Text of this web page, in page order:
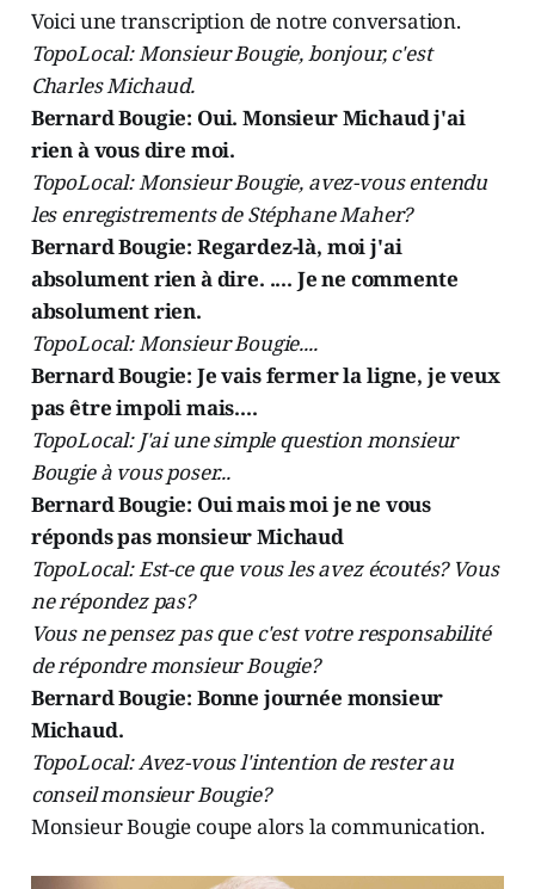
Voici une transcription de notre conversation.
TopoLocal: Monsieur Bougie, bonjour, c'est
Charles Michaud.
Bernard Bougie: Oui. Monsieur Michaud j'ai
rien à vous dire moi.
TopoLocal: Monsieur Bougie, avez-vous entendu
les enregistrements de Stéphane Maher?
Bernard Bougie: Regardez-là, moi j'ai
absolument rien à dire. .... Je ne commente
absolument rien.
TopoLocal: Monsieur Bougie....
Bernard Bougie: Je vais fermer la ligne, je veux
pas être impoli mais....
TopoLocal: J'ai une simple question monsieur
Bougie à vous poser...
Bernard Bougie: Oui mais moi je ne vous
réponds pas monsieur Michaud
TopoLocal: Est-ce que vous les avez écoutés? Vous
ne répondez pas?
Vous ne pensez pas que c'est votre responsabilité
de répondre monsieur Bougie?
Bernard Bougie: Bonne journée monsieur
Michaud.
TopoLocal: Avez-vous l'intention de rester au
conseil monsieur Bougie?
Monsieur Bougie coupe alors la communication.